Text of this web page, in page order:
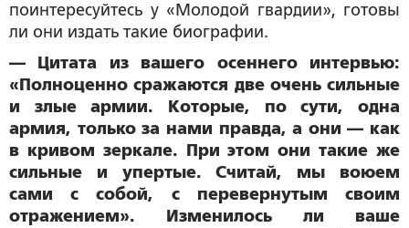
поинтересуйтесь у «Молодой гвардии», готовы
ли они издать такие биографии.
— Цитата из вашего осеннего интервью:
«Полноценно сражаются две очень сильные
и злые армии. Которые, по сути, одна
армия, только за нами правда, а они — как
в кривом зеркале. При этом они такие же
сильные и упертые. Считай, мы воюем
сами с собой, с перевернутым своим
отражением». Изменилось ли ваше